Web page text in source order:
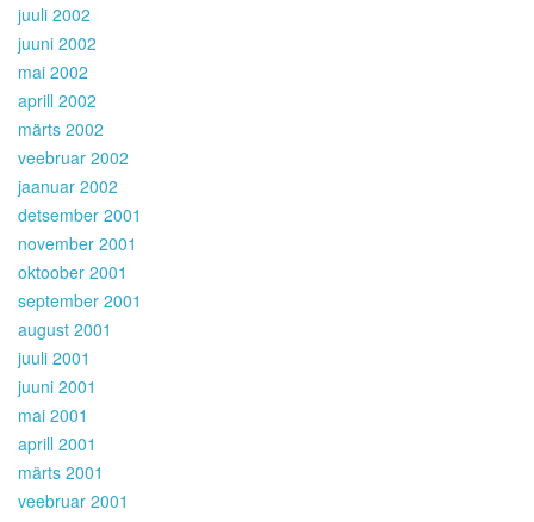
juuli 2002
juuni 2002
mai 2002
aprill 2002
märts 2002
veebruar 2002
jaanuar 2002
detsember 2001
november 2001
oktoober 2001
september 2001
august 2001
juuli 2001
juuni 2001
mai 2001
aprill 2001
märts 2001
veebruar 2001